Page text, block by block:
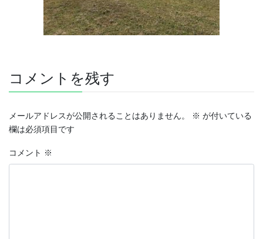
コメントを残す
メールアドレスが公開されることはありません。 ※ が付いている
欄は必須項目です
コメント ※